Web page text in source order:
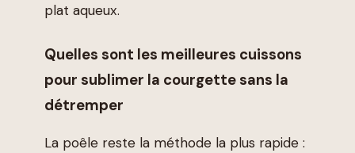
plat aqueux.
Quelles sont les meilleures cuissons
pour sublimer la courgette sans la
détremper
La poêle reste la méthode la plus rapide :